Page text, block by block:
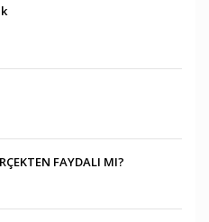
FAYDALI MI?